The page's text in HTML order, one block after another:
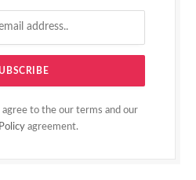
agree to the our terms and our
agreement.